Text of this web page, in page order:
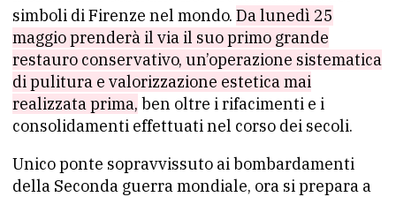
simboli di Firenze nel mondo. Da lunedì 25
maggio prenderà il via il suo primo grande
restauro conservativo, un’operazione sistematica
di pulitura e valorizzazione estetica mai
realizzata prima, ben oltre i rifacimenti e i
consolidamenti effettuati nel corso dei secoli.
Unico ponte sopravvissuto ai bombardamenti
della Seconda guerra mondiale, ora si prepara a